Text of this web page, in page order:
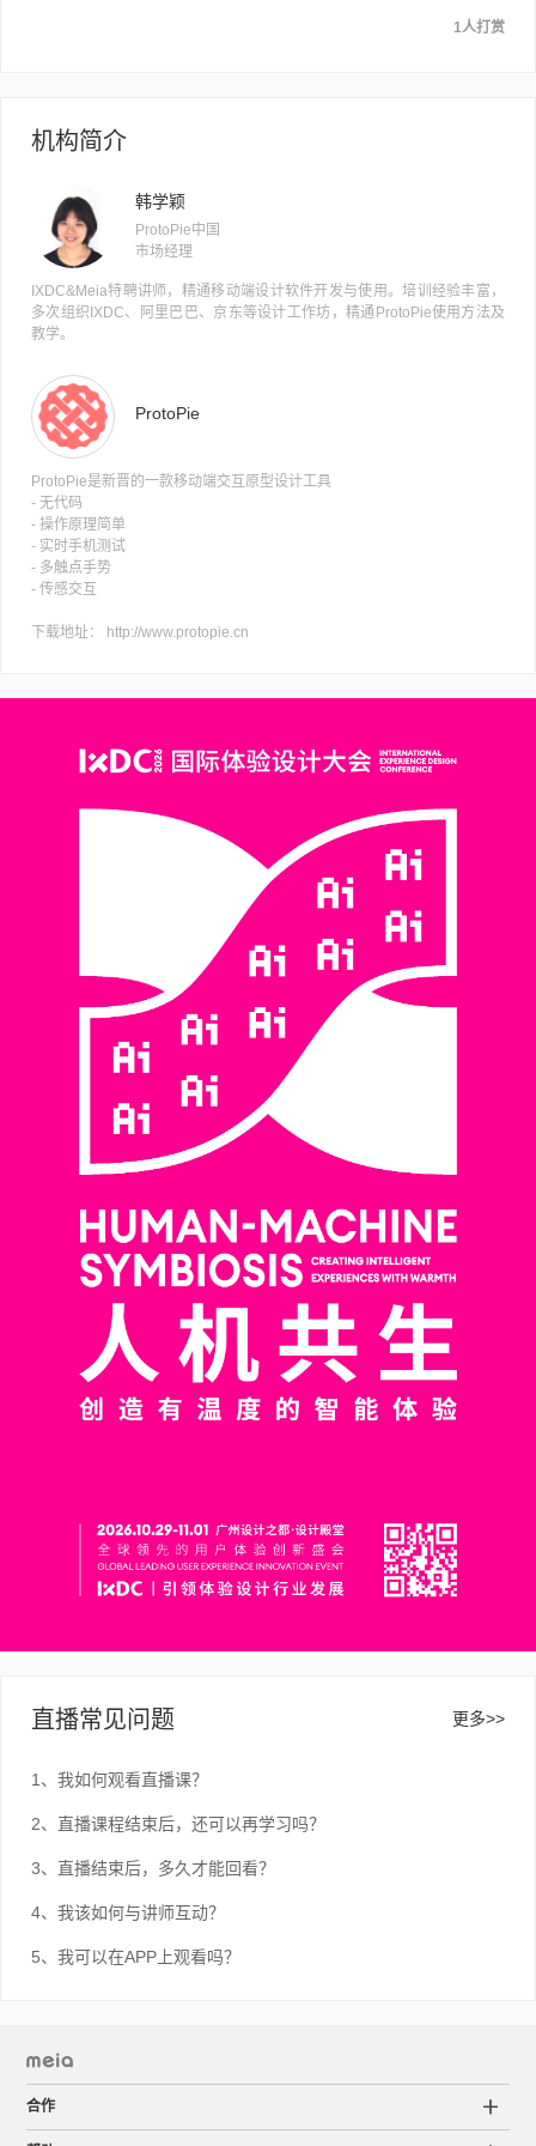
1人打赏
机构简介
韩学颖
ProtoPie中国
市场经理
IXDC&Meia特聘讲师，精通移动端设计软件开发与使用。培训经验丰富，
多次组织IXDC、阿里巴巴、京东等设计工作坊，精通ProtoPie使用方法及
教学。
ProtoPie
ProtoPie是新晋的一款移动端交互原型设计工具
- 无代码
- 操作原理简单
- 实时手机测试
- 多触点手势
- 传感交互
下载地址： http://www.protopie.cn
直播常见问题 更多>>
1、我如何观看直播课？
2、直播课程结束后，还可以再学习吗？
3、直播结束后，多久才能回看？
4、我该如何与讲师互动？
5、我可以在APP上观看吗？
合作